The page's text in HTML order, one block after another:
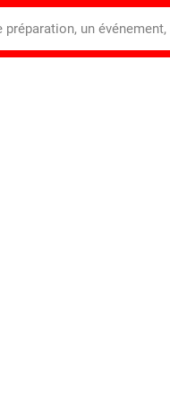
préparation, un événement,